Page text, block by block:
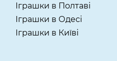
Іграшки в Полтаві
Іграшки в Одесі
Іграшки в Київі